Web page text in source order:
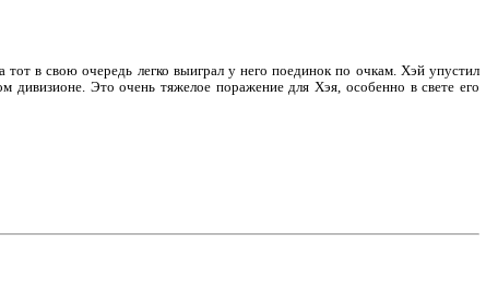
в свою очередь легко выиграл у него поединок по очкам. Хэй упустил
дивизионе. Это очень тяжелое поражение для Хэя, особенно в свете его